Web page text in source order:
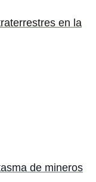
en la
de mineros